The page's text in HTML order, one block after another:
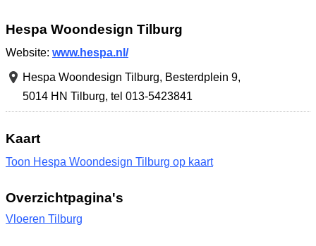
Hespa Woondesign Tilburg
Website: www.hespa.nl/
Hespa Woondesign Tilburg, Besterdplein 9,
5014 HN Tilburg, tel 013-5423841
Kaart
Toon Hespa Woondesign Tilburg op kaart
Overzichtpagina's
Vloeren Tilburg